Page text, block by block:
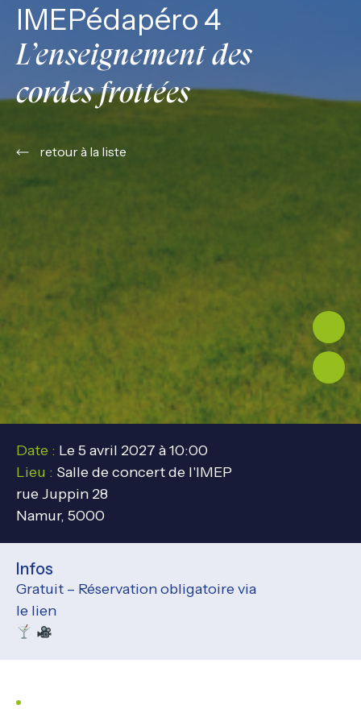
IMEPédapéro 4
L’enseignement des
cordes frottées
retour à la liste
Date : Le 5 avril 2027 à 10:00
Lieu : Salle de concert de l'IMEP
rue Juppin 28
Namur, 5000
Infos
Gratuit – Réservation obligatoire via
le lien